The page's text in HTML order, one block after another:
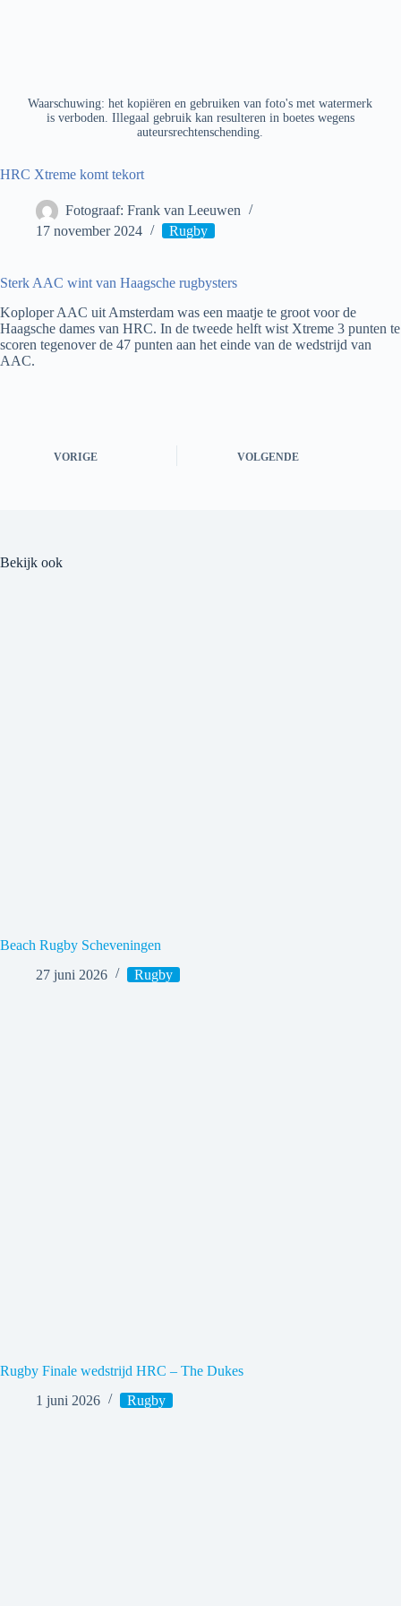
Waarschuwing: het kopiëren en gebruiken van foto's met watermerk
is verboden. Illegaal gebruik kan resulteren in boetes wegens
auteursrechtenschending.
HRC Xtreme komt tekort
Fotograaf: Frank van Leeuwen
17 november 2024
Rugby
Sterk AAC wint van Haagsche rugbysters
Koploper AAC uit Amsterdam was een maatje te groot voor de
Haagsche dames van HRC. In de tweede helft wist Xtreme 3 punten te
scoren tegenover de 47 punten aan het einde van de wedstrijd van
AAC.
VORIGE VOLGENDE
Bekijk ook
Beach Rugby Scheveningen
27 juni 2026
Rugby
Rugby Finale wedstrijd HRC – The Dukes
1 juni 2026
Rugby